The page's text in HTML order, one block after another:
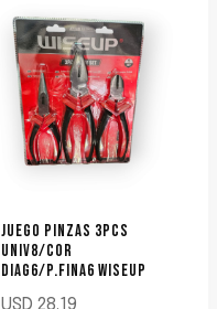
JUEGO PINZAS 3PCS
UNIV8/COR
DIAG6/P.FINA6 WISEUP
USD 28.19